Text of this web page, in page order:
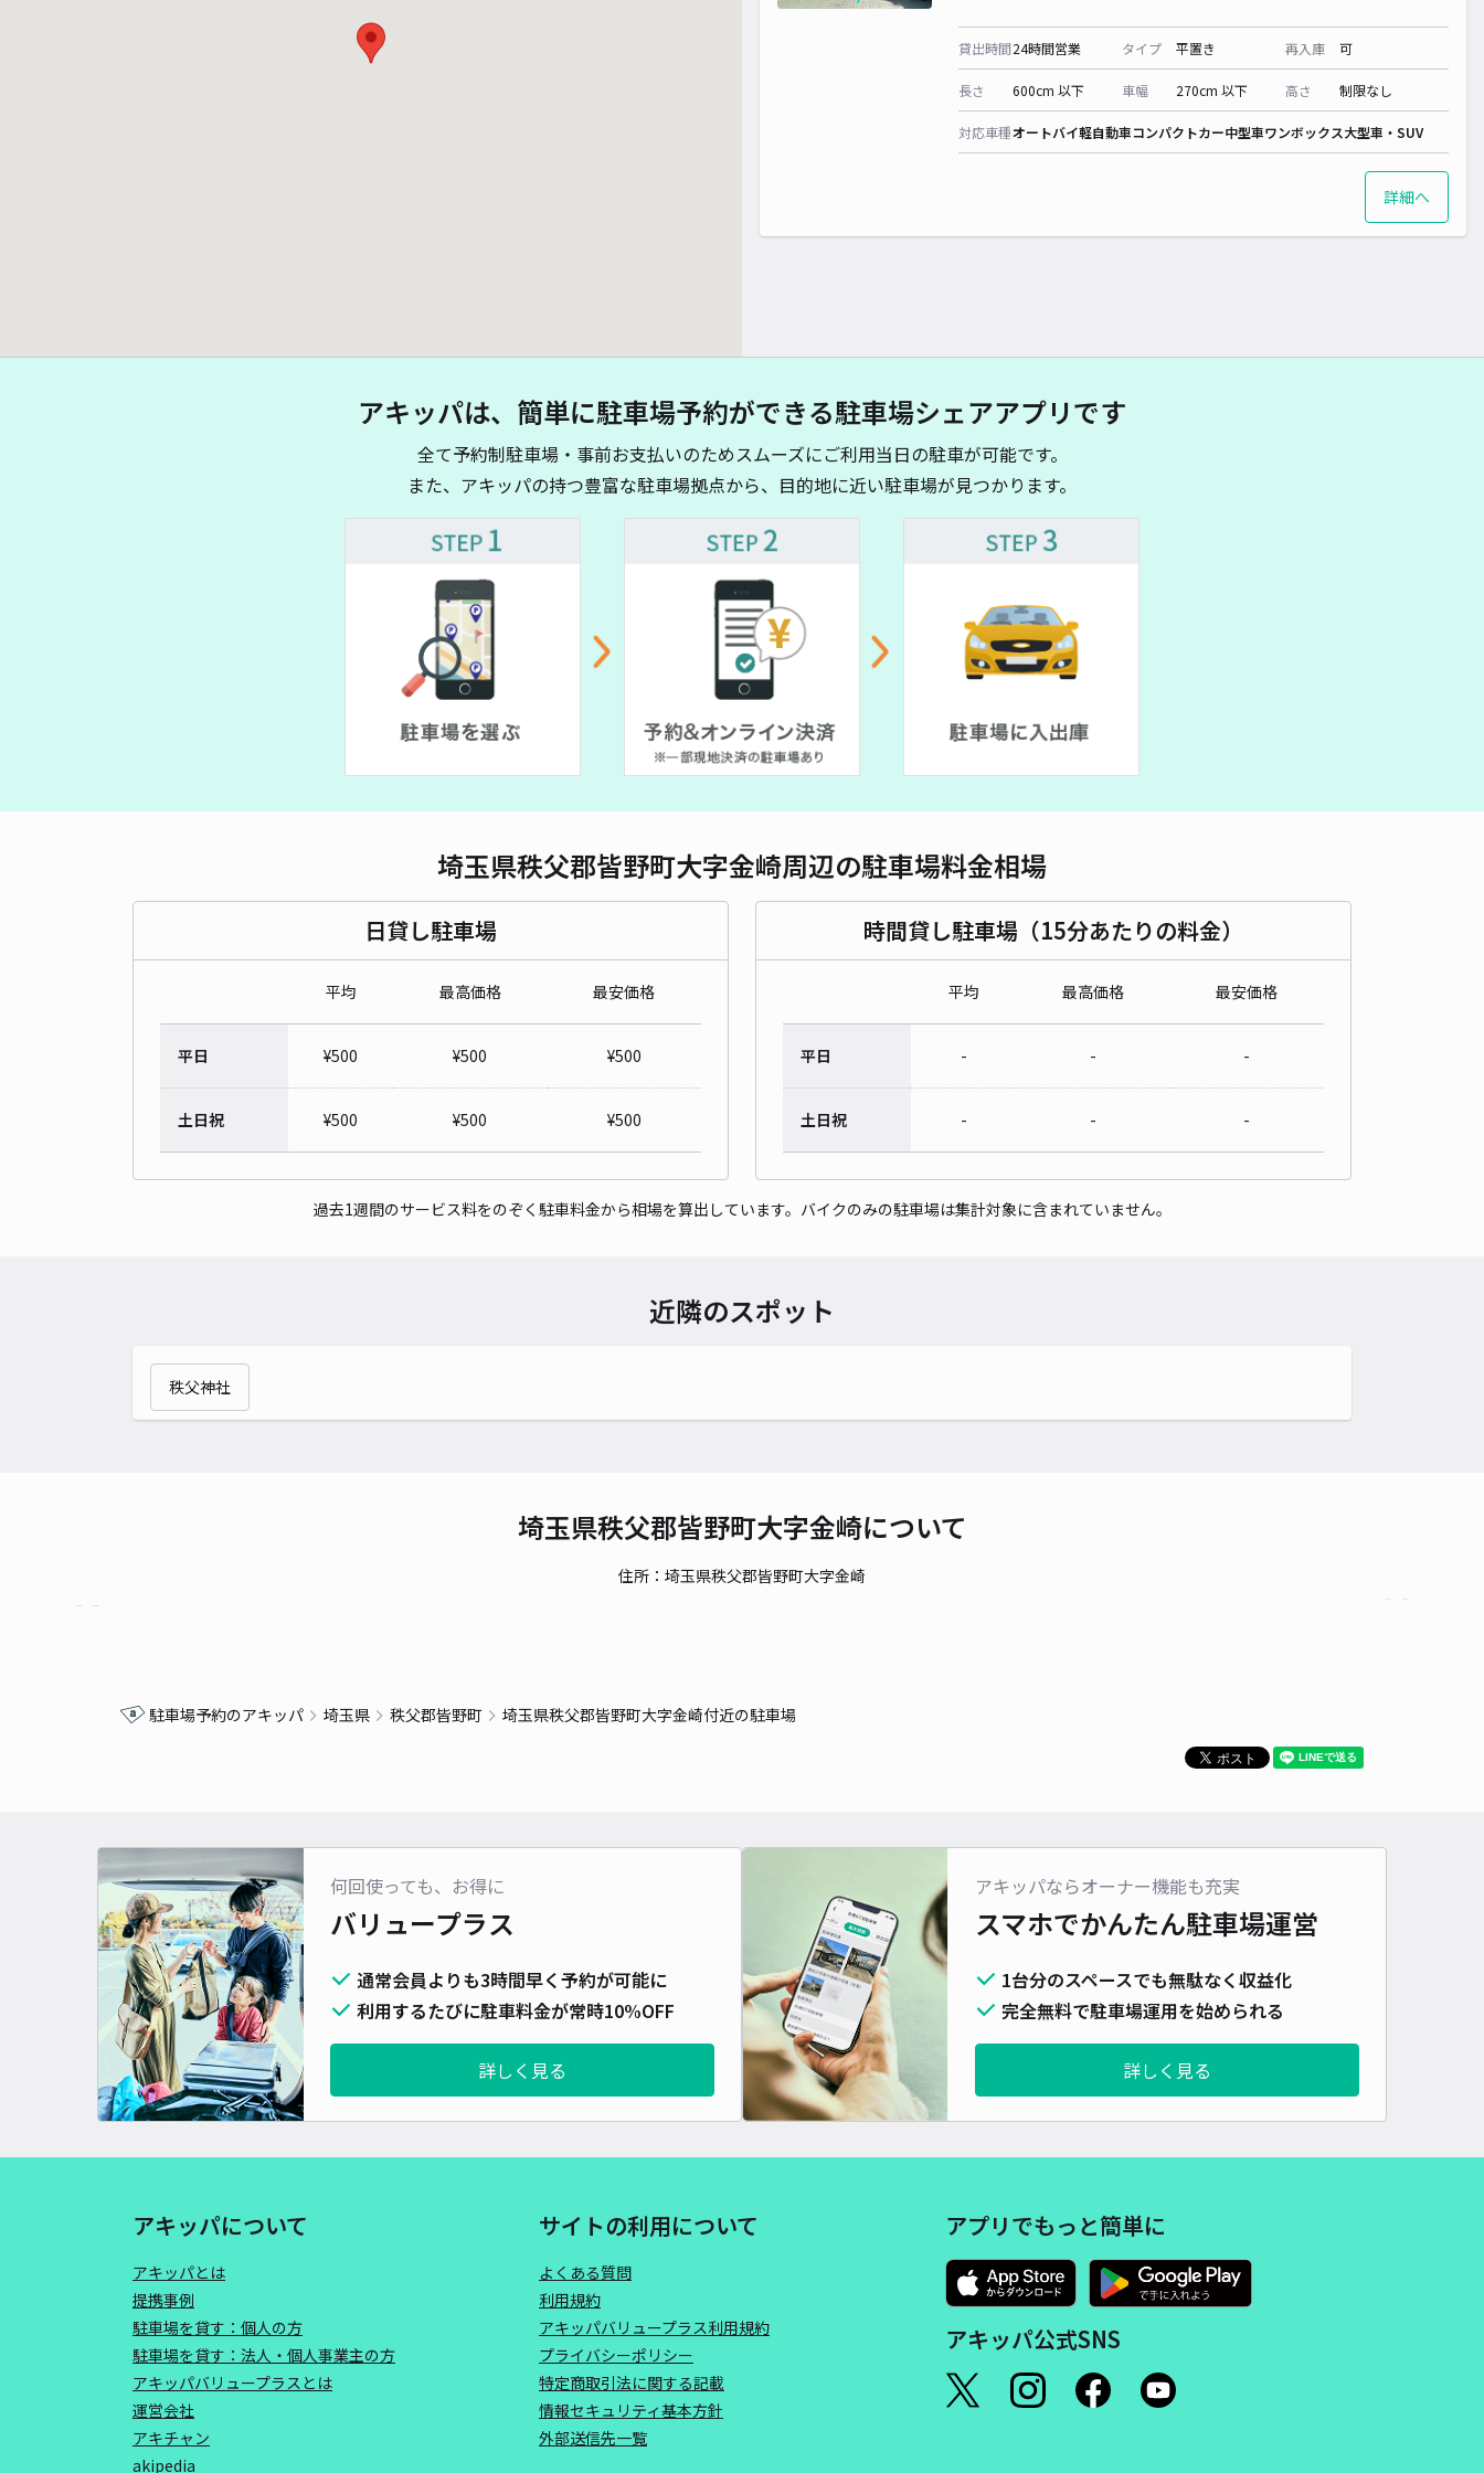
貸出時間24時間営業 タイプ 平置き 再入庫 可
長さ 600cm 以下 車幅 270cm 以下 高さ 制限なし
対応車種オートバイ軽自動車コンパクトカー中型車ワンボックス大型車・SUV
詳細へ
アキッパは、簡単に駐車場予約ができる駐車場シェアアプリです
全て予約制駐車場・事前お支払いのためスムーズにご利用当日の駐車が可能です。
また、アキッパの持つ豊富な駐車場拠点から、目的地に近い駐車場が見つかります。
埼玉県秩父郡皆野町大字金崎周辺の駐車場料金相場
日貸し駐車場
平均 最高価格 最安価格
平日 ¥500 ¥500 ¥500
土日祝 ¥500 ¥500 ¥500
時間貸し駐車場（15分あたりの料金）
平均 最高価格 最安価格
平日 - - -
土日祝 - - -
過去1週間のサービス料をのぞく駐車料金から相場を算出しています。バイクのみの駐車場は集計対象に含まれていません。
近隣のスポット
秩父神社
埼玉県秩父郡皆野町大字金崎について
住所：埼玉県秩父郡皆野町大字金崎
駐車場予約のアキッパ 埼玉県 秩父郡皆野町 埼玉県秩父郡皆野町大字金崎付近の駐車場
何回使っても、お得に
バリュープラス
通常会員よりも3時間早く予約が可能に
利用するたびに駐車料金が常時10%OFF
詳しく見る
アキッパならオーナー機能も充実
スマホでかんたん駐車場運営
1台分のスペースでも無駄なく収益化
完全無料で駐車場運用を始められる
詳しく見る
アキッパについて
アキッパとは
提携事例
駐車場を貸す：個人の方
駐車場を貸す：法人・個人事業主の方
アキッパバリュープラスとは
運営会社
アキチャン
akipedia
サイトの利用について
よくある質問
利用規約
アキッパバリュープラス利用規約
プライバシーポリシー
特定商取引法に関する記載
情報セキュリティ基本方針
外部送信先一覧
アプリでもっと簡単に
アキッパ公式SNS